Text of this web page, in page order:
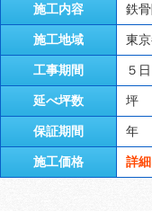
施工内容 鉄
施工地域 東
工事期間 ５日
延べ坪数 坪
保証期間 年
施工価格 詳